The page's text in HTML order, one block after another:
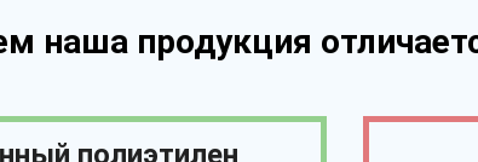
наша продукция
полиэтилен